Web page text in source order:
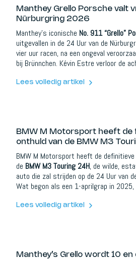
Manthey Grello Porsche valt
Nürburgring 2026
Manthey’s iconische No. 911 “Grello”
uitgevallen in de 24 Uur van de
vier uur racen, na een ongeval
bij Brünnchen. Kévin Estre verloor de
de achterkant en motorzone was te
Lees volledig artikel
BMW M Motorsport heeft de
onthuld van de BMW M3
BMW M Motorsport heeft de
de BMW M3 Touring 24H, de wilde,
auto die zal strijden op de 24 Uur van
Wat begon als een 1-aprilgrap in 2025,
versnellingsbak en een van de meest
Lees volledig artikel
Manthey’s Grello wordt 10